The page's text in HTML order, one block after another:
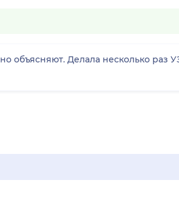
объясняют. Делала несколько раз